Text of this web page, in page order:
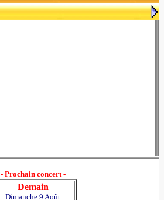
- Prochain concert -
Demain
Dimanche 9 Août